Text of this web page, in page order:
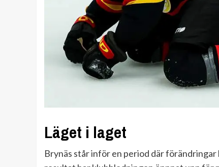
Läget i laget
Brynäs står inför en period där förändringar